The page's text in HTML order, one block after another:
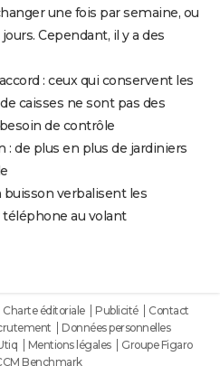
une fois par semaine, ou
Cependant, il y a des
: ceux qui conservent les
caisses ne sont pas des
de contrôle
: de plus en plus de jardiniers
buisson verbalisent les
au volant
Charte éditoriale Publicité
Contact
Données personnelles
Mentions légales
Groupe Figaro
Benchmark